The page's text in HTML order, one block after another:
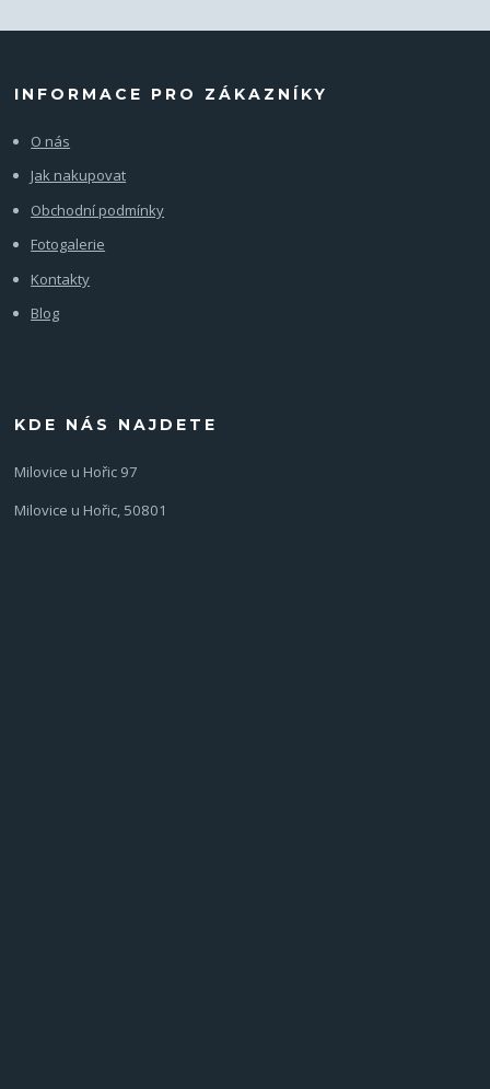
INFORMACE PRO ZÁKAZNÍKY
O nás
Jak nakupovat
Obchodní podmínky
Fotogalerie
Kontakty
Blog
KDE NÁS NAJDETE
Milovice u Hořic 97
Milovice u Hořic, 50801